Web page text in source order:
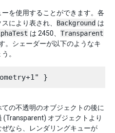
を使用することができます。各
により表され、 Background は
は 2450、 Transparent
。シェーダーが以下のようなキ
。
の不透明のオブジェクトの後に
(Transparent) オブジェクトより
なら、レンダリングキューが